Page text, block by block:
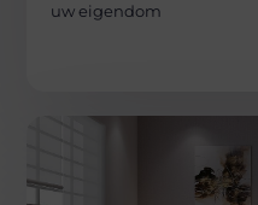
uw eigendom